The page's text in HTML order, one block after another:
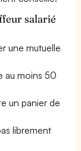
salarié
une mutuelle
au moins 50
un panier de
librement